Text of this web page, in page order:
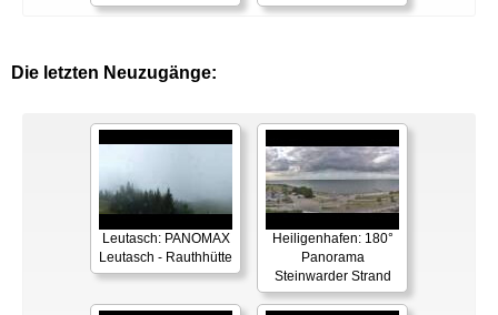
Die letzten Neuzugänge:
Leutasch: PANOMAX
Leutasch - Rauthhütte
Heiligenhafen: 180°
Panorama
Steinwarder Strand